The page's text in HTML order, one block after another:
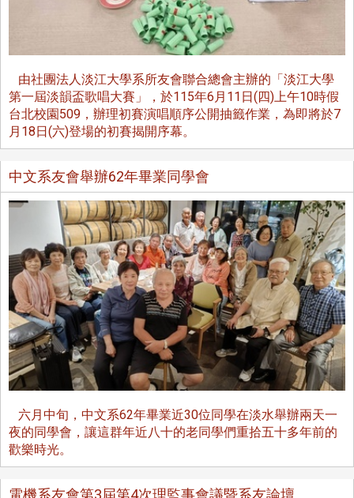
由社團法人淡江大學系所友會聯合總會主辦的「淡江大學
第一屆淡韻盃歌唱大賽」，於115年6月11日(四)上午10時假
台北校園509，辦理初賽演唱順序公開抽籤作業，為即將於7
月18日(六)登場的初賽揭開序幕。
中文系友會舉辦62年畢業同學會
六月中旬，中文系62年畢業近30位同學在淡水舉辦兩天一
夜的同學會，讓這群年近八十的老同學們重拾五十多年前的
歡樂時光。
電機系友會第3屆第4次理監事會議暨系友論壇